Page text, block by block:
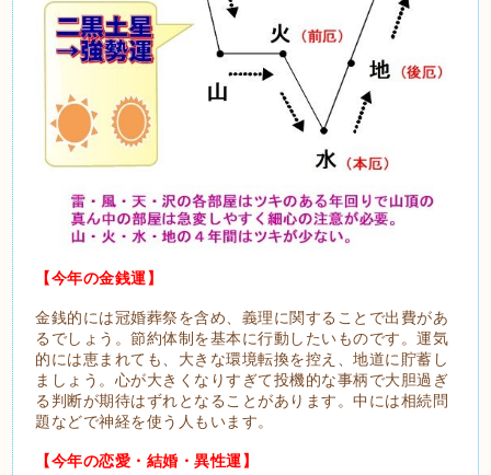
【今年の金銭運】
金銭的には冠婚葬祭を含め、義理に関することで出費があ
るでしょう。節約体制を基本に行動したいものです。運気
的には恵まれても、大きな環境転換を控え、地道に貯蓄し
ましょう。心が大きくなりすぎて投機的な事柄で大胆過ぎ
る判断が期待はずれとなることがあります。中には相続問
題などで神経を使う人もいます。
【今年の恋愛・結婚・異性運】